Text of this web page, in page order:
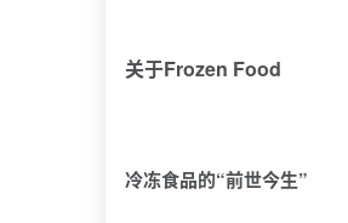
关于Frozen Food
冷冻食品的“前世今生”